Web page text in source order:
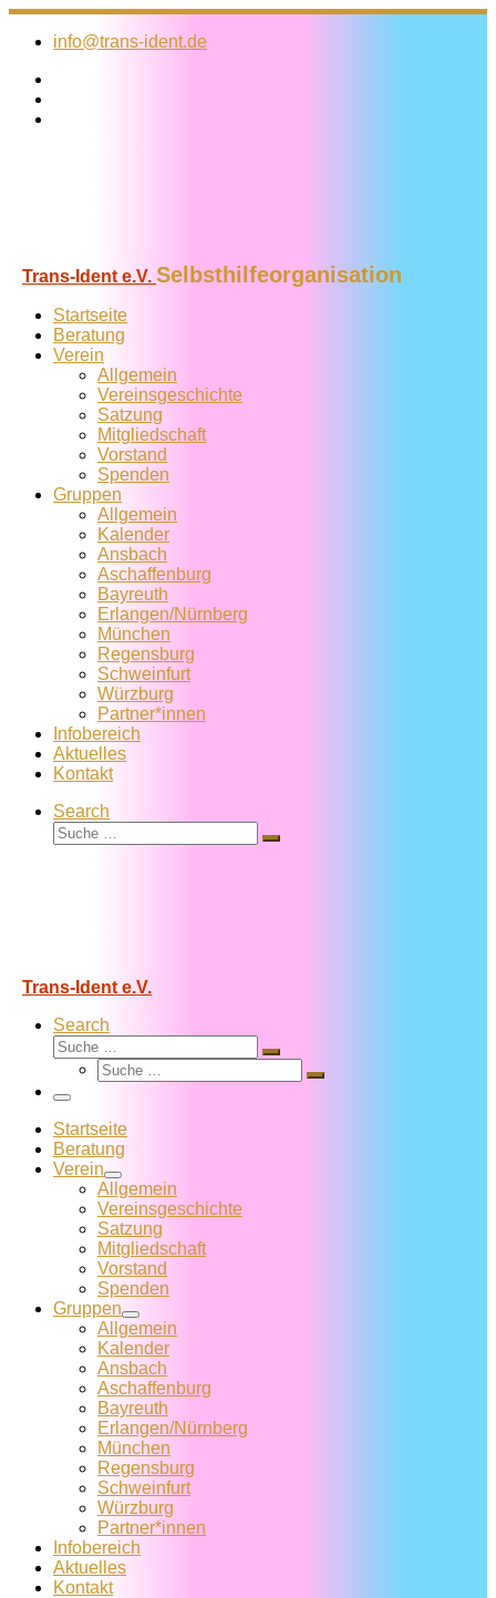
Zum
Inhalt
info@trans-ident.de
Trans-Ident e.V. Selbsthilfeorganisation
Startseite
Beratung
Verein
Allgemein
Vereins­geschichte
Satzung
Mitglied­schaft
Vorstand
Spenden
Gruppen
Allgemein
Kalender
Ansbach
Aschaffenburg
Bayreuth
Erlangen/Nürnberg
München
Regensburg
Schweinfurt
Würzburg
Partner*innen
Infobereich
Aktuelles
Kontakt
Search
Suche
Suche
Trans-Ident e.V.
Search
Suche
Suche
Suche
Suche
Menü
Startseite
Beratung
Verein
Allgemein
Vereins­geschichte
Satzung
Mitglied­schaft
Vorstand
Spenden
Gruppen
Allgemein
Kalender
Ansbach
Aschaffenburg
Bayreuth
Erlangen/Nürnberg
München
Regensburg
Schweinfurt
Würzburg
Partner*innen
Infobereich
Aktuelles
Kontakt